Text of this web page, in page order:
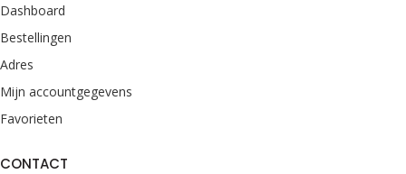
Dashboard
Bestellingen
Adres
Mijn accountgegevens
Favorieten
CONTACT